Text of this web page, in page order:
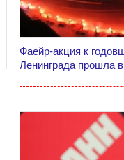
Фаейр-акция к
Ленинграда прошла